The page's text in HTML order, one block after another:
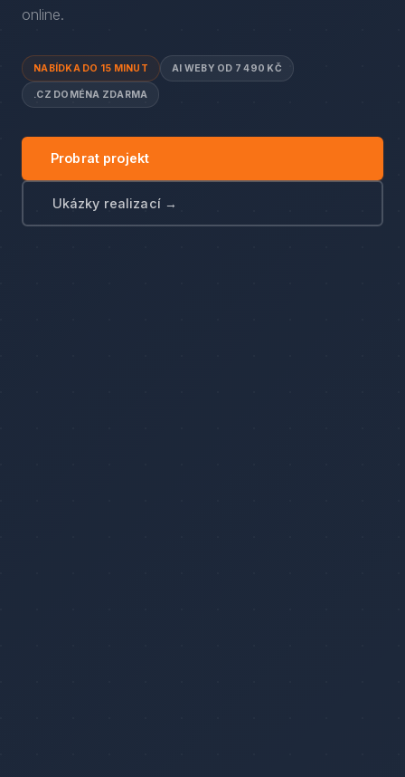
online.
NABÍDKA DO 15 MINUT AI WEBY OD 7 490 KČ
.CZ DOMÉNA ZDARMA
Probrat projekt
Ukázky realizací →